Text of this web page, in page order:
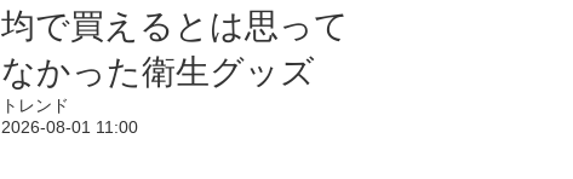
均で買えるとは思って
なかった衛生グッズ
トレンド
2026-08-01 11:00